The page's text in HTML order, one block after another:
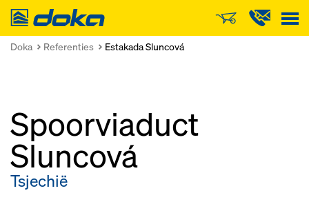
Doka
Doka Referenties Estakada Sluncová
Spoorviaduct
Sluncová
Tsjechië